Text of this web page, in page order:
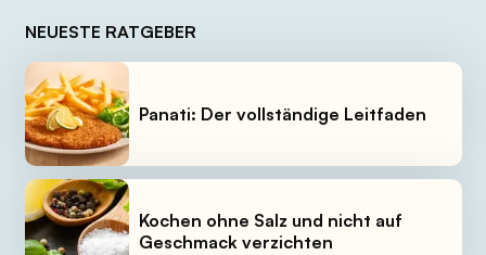
NEUESTE RATGEBER
Panati: Der vollständige Leitfaden
Kochen ohne Salz und nicht auf
Geschmack verzichten